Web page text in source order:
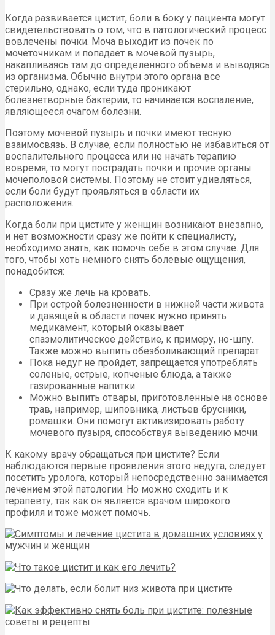
Когда развивается цистит, боли в боку у пациента могут
свидетельствовать о том, что в патологический процесс
вовлечены почки. Моча выходит из почек по
мочеточникам и попадает в мочевой пузырь,
накапливаясь там до определенного объема и выводясь
из организма. Обычно внутри этого органа все
стерильно, однако, если туда проникают
болезнетворные бактерии, то начинается воспаление,
являющееся очагом болезни.
Поэтому мочевой пузырь и почки имеют тесную
взаимосвязь. В случае, если полностью не избавиться от
воспалительного процесса или не начать терапию
вовремя, то могут пострадать почки и прочие органы
мочеполовой системы. Поэтому не стоит удивляться,
если боли будут проявляться в области их
расположения.
Когда боли при цистите у женщин возникают внезапно,
и нет возможности сразу же пойти к специалисту,
необходимо знать, как помочь себе в этом случае. Для
того, чтобы хоть немного снять болевые ощущения,
понадобится:
Сразу же лечь на кровать.
При острой болезненности в нижней части живота
и давящей в области почек нужно принять
медикамент, который оказывает
спазмолитическое действие, к примеру, но-шпу.
Также можно выпить обезболивающий препарат.
Пока недуг не пройдет, запрещается употреблять
соленые, острые, копченые блюда, а также
газированные напитки.
Можно выпить отвары, приготовленные на основе
трав, например, шиповника, листьев брусники,
ромашки. Они помогут активизировать работу
мочевого пузыря, способствуя выведению мочи.
К какому врачу обращаться при цистите? Если
наблюдаются первые проявления этого недуга, следует
посетить уролога, который непосредственно занимается
лечением этой патологии. Но можно сходить и к
терапевту, так как он является врачом широкого
профиля и тоже может помочь.